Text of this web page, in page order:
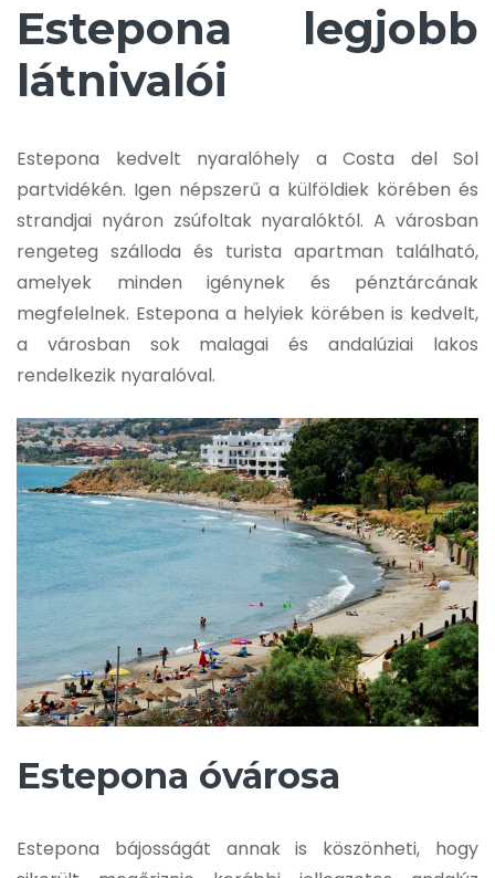
Estepona legjobb
látnivalói
Estepona kedvelt nyaralóhely a Costa del Sol
partvidékén. Igen népszerű a külföldiek körében és
strandjai nyáron zsúfoltak nyaralóktól. A városban
rengeteg szálloda és turista apartman található,
amelyek minden igénynek és pénztárcának
megfelelnek. Estepona a helyiek körében is kedvelt,
a városban sok malagai és andalúziai lakos
rendelkezik nyaralóval.
Estepona óvárosa
Estepona bájosságát annak is köszönheti, hogy